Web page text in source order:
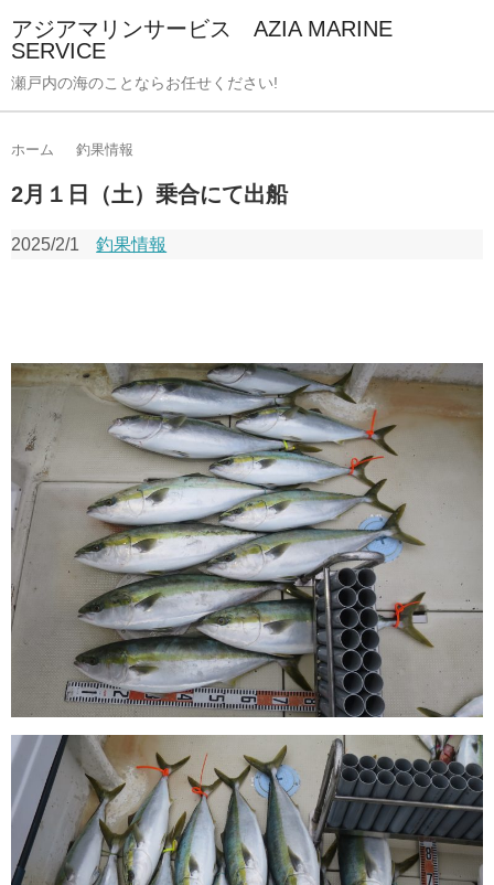
アジアマリンサービス AZIA MARINE
SERVICE
瀬戸内の海のことならお任せください!
ホーム 釣果情報
2月１日（土）乗合にて出船
2025/2/1 釣果情報